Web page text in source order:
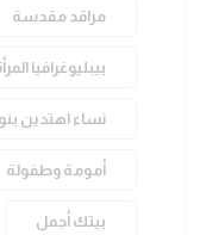
مراقد مقدسة
بيبليوغرافيا
نساء اهتدين
أمومة وطفولة
بيتك أجمل